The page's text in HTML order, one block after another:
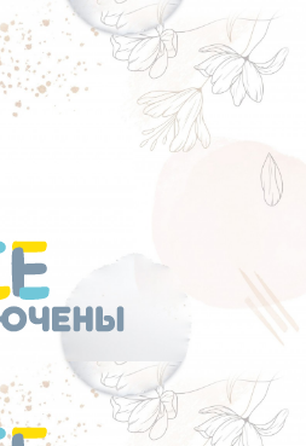
Перейти
к
содержанию